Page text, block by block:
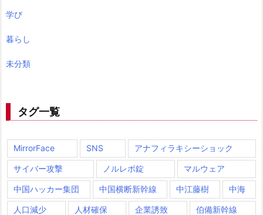
学び
暮らし
未分類
タグ一覧
MirrorFace SNS アナフィラキシーショック
サイバー攻撃 ノルレボ錠 マルウェア
中国ハッカー集団 中国横断新幹線 中江藤樹 中海
人口減少 人材確保 企業誘致 伯備新幹線